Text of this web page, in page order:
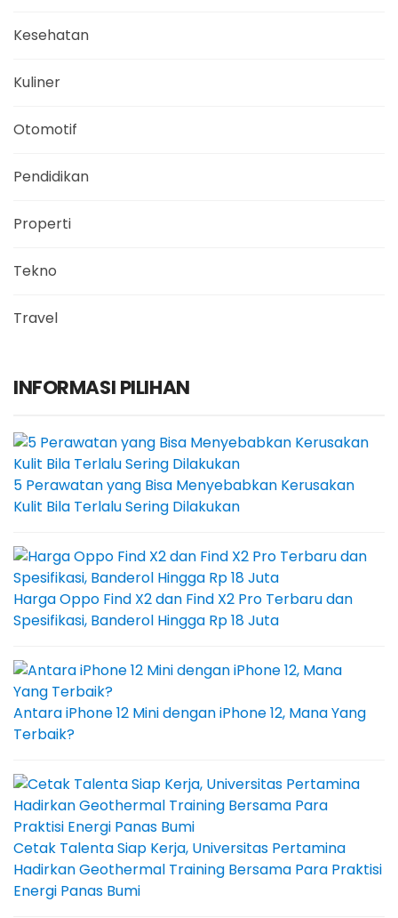
Kesehatan
Kuliner
Otomotif
Pendidikan
Properti
Tekno
Travel
INFORMASI PILIHAN
5 Perawatan yang Bisa Menyebabkan Kerusakan
Kulit Bila Terlalu Sering Dilakukan
Harga Oppo Find X2 dan Find X2 Pro Terbaru dan
Spesifikasi, Banderol Hingga Rp 18 Juta
Antara iPhone 12 Mini dengan iPhone 12, Mana Yang
Terbaik?
Cetak Talenta Siap Kerja, Universitas Pertamina
Hadirkan Geothermal Training Bersama Para Praktisi
Energi Panas Bumi